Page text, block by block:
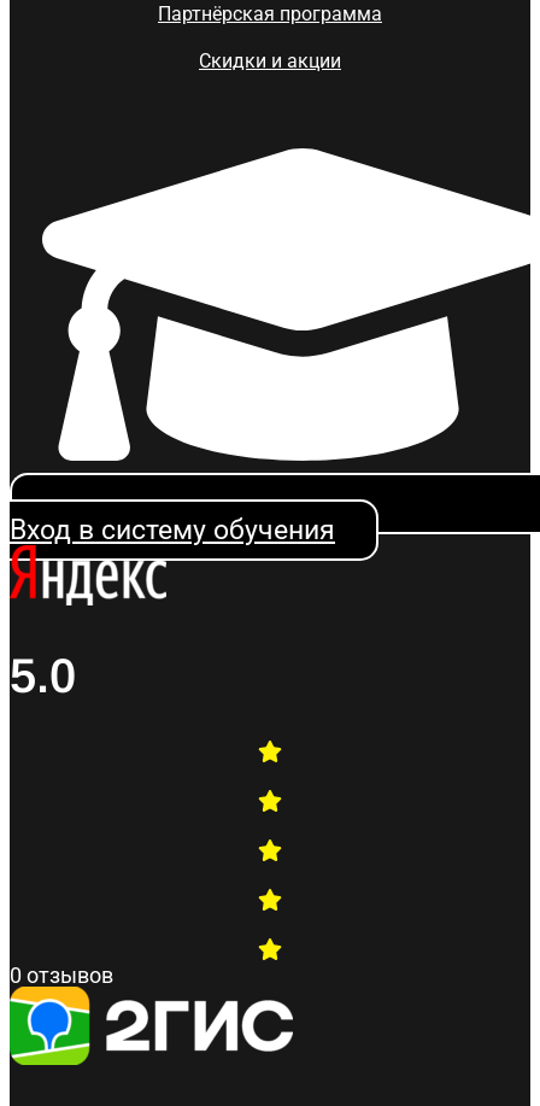
Партнёрская программа
Скидки и акции
Вход в систему обучения
5.0
0 отзывов